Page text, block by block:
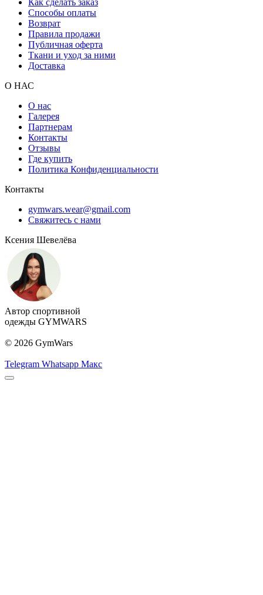
Способы оплаты
Возврат
Правила продажи
Публичная оферта
Ткани и уход за ними
Доставка
О НАС
О нас
Галерея
Партнерам
Контакты
Отзывы
Где купить
Политика Конфиденциальности
Контакты
gymwars.wear@gmail.com
Свяжитесь с нами
Ксения Шевелёва
Автор спортивной
одежды GYMWARS
© 2026 GymWars
Telegram Whatsapp Макс